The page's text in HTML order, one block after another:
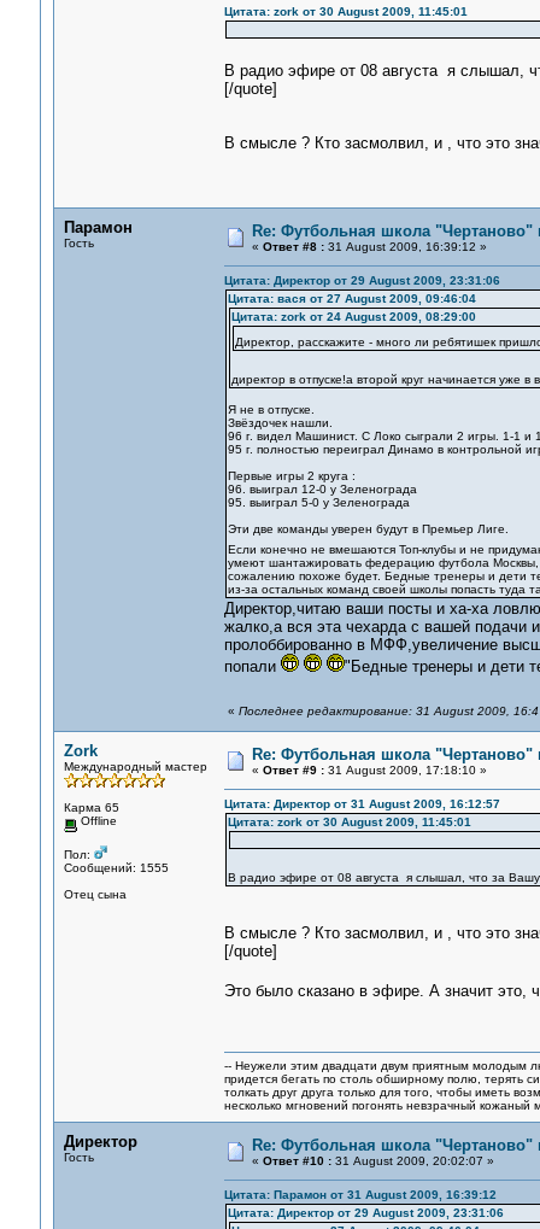
Цитата: zork от 30 August 2009, 11:45:01
В радио эфире от 08 августа я слышал,
[/quote]
В смысле ? Кто засмолвил, и , что это
Парамон
Гость
Re: Футбольная школа "Чертаново"
« Ответ #8 :31 August 2009, 16:39:12 »
Цитата: Директор от 29 August 2009, 23:31:06
Цитата: вася от 27 August 2009, 09:46:04
Цитата: zork от 24 August 2009, 08:29:00
Директор, расскажите - много ли ребятишек
директор в отпуске!а второй круг начинается уже в
Я не в отпуске.
Звёздочек нашли.
96 г. видел Машинист. С Локо сыграли 2 игры. 1-1 и
95 г. полностью переиграл Динамо в контрольной
Первые игры 2 круга :
96. выиграл 12-0 у Зеленограда
95. выиграл 5-0 у Зеленограда
Эти две команды уверен будут в Премьер Лиге.
Если конечно не вмешаются Топ-клубы и не
умеют шантажировать федерацию футбола Москвы,
сожалению похоже будет. Бедные тренеры и дети
из-за остальных команд своей школы попасть туда
Директор,читаю ваши посты и ха-ха
жалко,а вся эта чехарда с вашей подачи
пролоббированно в МФФ,увеличение
попали
"Бедные тренеры и дети
« Последнее редактирование: 31 August 2009,
Zork
Международный мастер
Карма 65
Offline
Пол:
Сообщений: 1555
Отец сына
Re: Футбольная школа "Чертаново"
« Ответ #9 :31 August 2009, 17:18:10 »
Цитата: Директор от 31 August 2009, 16:12:57
Цитата: zork от 30 August 2009, 11:45:01
В радио эфире от 08 августа я слышал, что за
В смысле ? Кто засмолвил, и , что это
[/quote]
Это было сказано в эфире. А значит это,
-- Неужели этим двадцати двум приятным молодым
придется бегать по столь обширному полю, терять
толкать друг друга только для того, чтобы иметь
несколько мгновений погонять невзрачный кожаный
Директор
Гость
Re: Футбольная школа "Чертаново"
« Ответ #10 :31 August 2009, 20:02:07 »
Цитата: Парамон от 31 August 2009, 16:39:12
Цитата: Директор от 29 August 2009, 23:31:06